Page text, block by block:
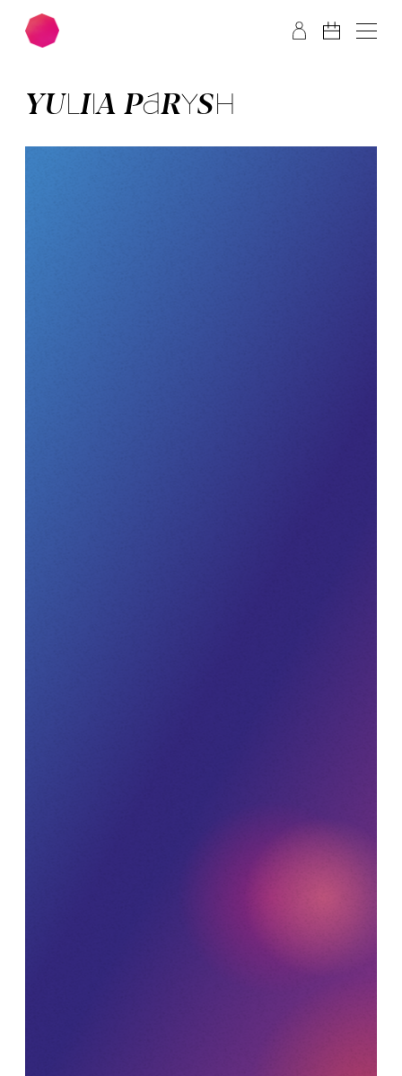
Zum Hauptinhalt springen Zum Footer springen
YULIIA PA­RYSH